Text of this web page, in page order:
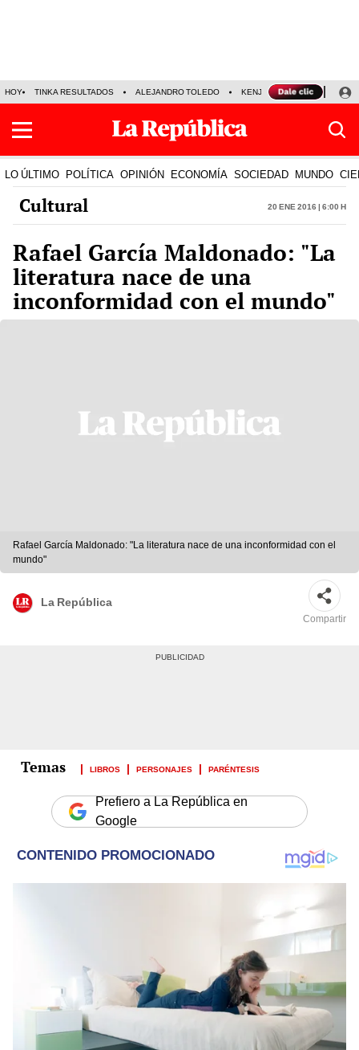
HOY TINKA RESULTADOS ALEJANDRO TOLEDO KENJI FUJIMORI
LO ÚLTIMO POLÍTICA OPINIÓN ECONOMÍA SOCIEDAD MUNDO
Cultural 20 Ene 2016 | 6:00 h
Rafael García Maldonado: "La
literatura nace de una
inconformidad con el mundo"
Rafael García Maldonado: "La literatura nace de una inconformidad con el
mundo"
La República
Compartir
LIBROS PERSONAJES PARÉNTESIS
Prefiero a La República en
Google